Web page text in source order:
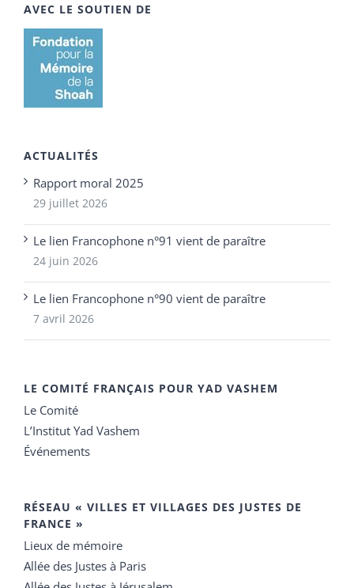
AVEC LE SOUTIEN DE
ACTUALITÉS
Rapport moral 2025
29 juillet 2026
Le lien Francophone n°91 vient de paraître
24 juin 2026
Le lien Francophone n°90 vient de paraître
7 avril 2026
LE COMITÉ FRANÇAIS POUR YAD VASHEM
Le Comité
L’Institut Yad Vashem
Événements
RÉSEAU « VILLES ET VILLAGES DES JUSTES DE
FRANCE »
Lieux de mémoire
Allée des Justes à Paris